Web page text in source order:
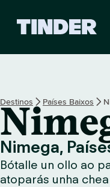
H
o
m
e
Destinos Países Baixos
Nimega,
Bótalle un ollo ao
atoparás unha